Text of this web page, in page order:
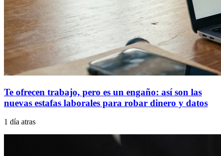
Te ofrecen trabajo, pero es un engaño: así son las
nuevas estafas laborales para robar dinero y datos
1 día atras